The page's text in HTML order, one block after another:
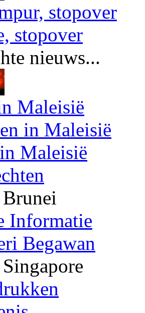
stopover
stopover
nieuws...
Maleisië
in Maleisië
Maleisië
Informatie
Begawan